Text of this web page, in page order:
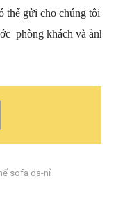
gửi cho chúng tôi
phòng khách và ảnh
sofa da-nỉ